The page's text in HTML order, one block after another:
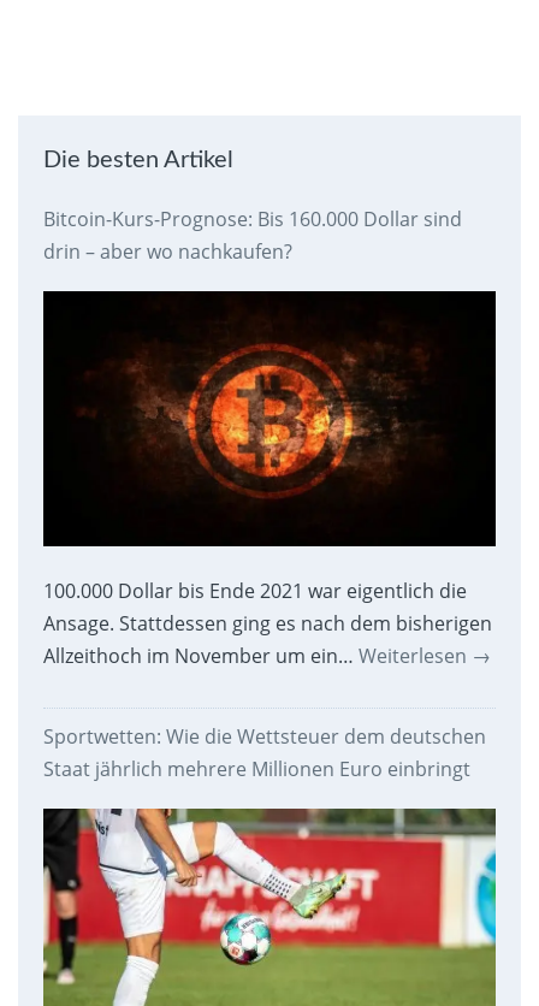
Die besten Artikel
Bitcoin-Kurs-Prognose: Bis 160.000 Dollar sind
drin – aber wo nachkaufen?
100.000 Dollar bis Ende 2021 war eigentlich die
Ansage. Stattdessen ging es nach dem bisherigen
Allzeithoch im November um ein… Weiterlesen →
Sportwetten: Wie die Wettsteuer dem deutschen
Staat jährlich mehrere Millionen Euro einbringt